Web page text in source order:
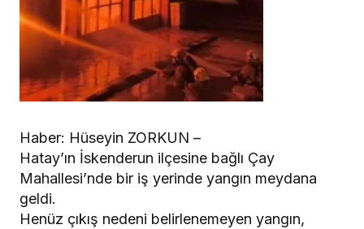
Haber: Hüseyin ZORKUN –
Hatay’ın İskenderun ilçesine bağlı Çay
Mahallesi’nde bir iş yerinde yangın meydana
geldi.
Henüz çıkış nedeni belirlenemeyen yangın,